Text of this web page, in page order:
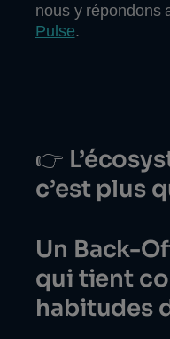
nous y répondons
Pulse.
👉
c’est plus
Un Back-
qui tient
habitudes